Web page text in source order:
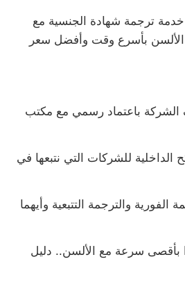
خدمة ترجمة شهادة الجنسية مع
الألسن بأسرع وقت وأفضل سعر
باعتماد رسمي مع مكتب
الداخلية للشركات التي نتبعها في
الفورية والترجمة التتبعية وأيهما
بأقصى سرعة مع الألسن.. دليل